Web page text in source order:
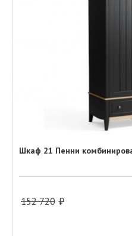
Шкаф 21 Пенни
152 720